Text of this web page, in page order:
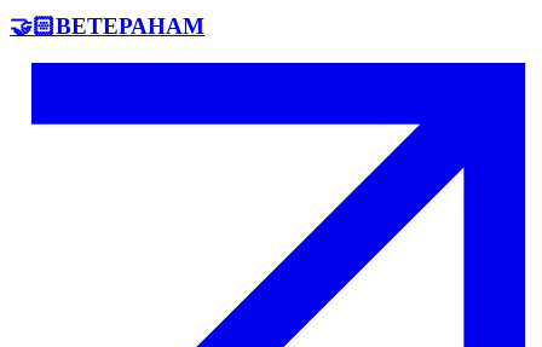
🤝🏻ВЕТЕРАНАМ